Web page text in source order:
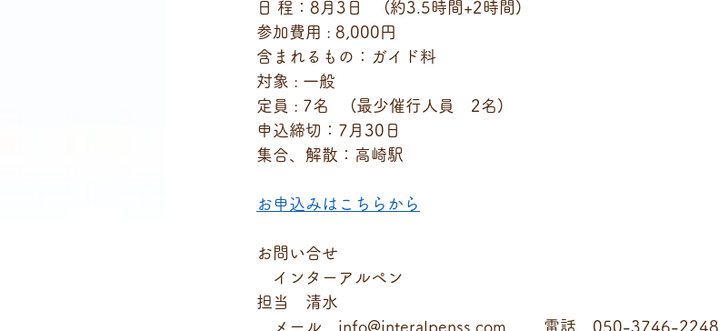
日 程：8月3日　 (約3.5時間+2時間)
参加費用 : 8,000円
含まれるもの：ガイド料
対象 : 一般
定員 : 7名　 (最少催行人員　2名)
申込締切：7月30日
集合、解散：高崎駅
お申込みはこちらから
お問い合せ
インターアルペン
担当　清水
メール　info@interalpenss.com 　　電話　050-3746-2248